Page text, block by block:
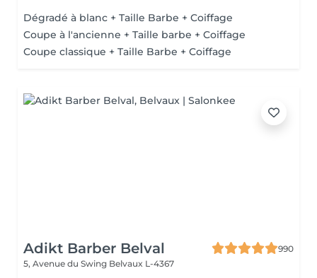
Dégradé à blanc + Taille Barbe + Coiffage
Coupe à l'ancienne + Taille barbe + Coiffage
Coupe classique + Taille Barbe + Coiffage
Adikt Barber Belval
990
5, Avenue du Swing Belvaux L-4367